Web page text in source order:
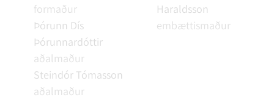
formaður
Þórunn Dís
Þórunnardóttir
aðalmaður
Steindór Tómasson
aðalmaður
Haraldsson
embættismaður